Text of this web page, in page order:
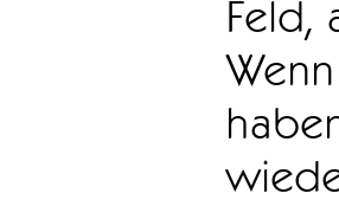
Feld,